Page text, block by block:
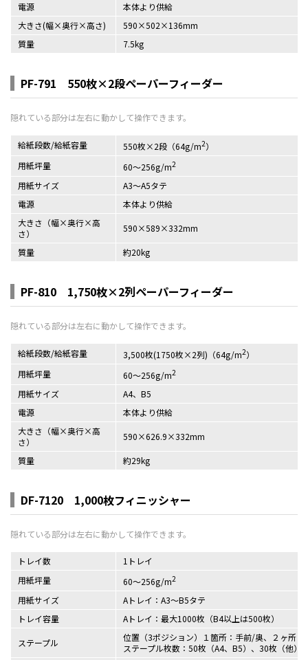
電源
本体より供給
大きさ(幅×奥行×高さ)
590×502×136mm
質量
7.5kg
PF-791 550枚×2段ペーパーフィーダー
給紙段数/給紙容量 550枚×2段（64g/m2）
用紙坪量
60～256g/m2
用紙サイズ
A3～A5タテ
電源
本体より供給
大きさ（幅×奥行×高
さ）
590×589×332mm
質量 約20kg
PF-810 1,750枚×2列ペーパーフィーダー
給紙段数/給紙容量 3,500枚(1750枚×2列)（64g/m2）
用紙坪量
60～256g/m2
用紙サイズ
A4、B5
電源
本体より供給
大きさ（幅×奥行×高
さ）
590×626.9×332mm
質量 約29kg
DF-7120 1,000枚フィニッシャー
トレイ数
1トレイ
用紙坪量
60～256g/m2
用紙サイズ
Aトレイ：A3～B5タテ
トレイ容量
Aトレイ：最大1000枚（B4以上は500枚）
ステープル
位置（3ポジション）１箇所：手前/奥、２ヶ所：
ステープル枚数：50枚（A4、B5）、30枚（他）